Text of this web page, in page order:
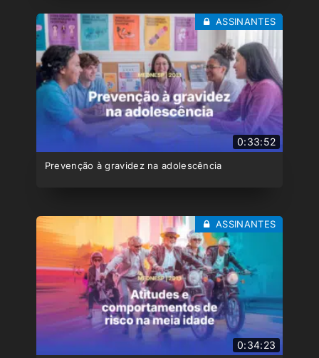
0:33:52
Prevenção à gravidez na adolescência
ASSINANTES
0:34:23
ASSINANTES